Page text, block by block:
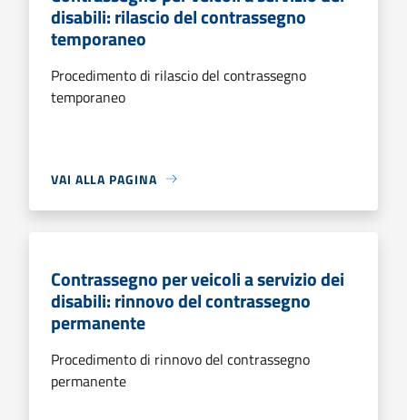
disabili: rilascio del contrassegno
temporaneo
Procedimento di rilascio del contrassegno
temporaneo
VAI ALLA PAGINA
Contrassegno per veicoli a servizio dei
disabili: rinnovo del contrassegno
permanente
Procedimento di rinnovo del contrassegno
permanente